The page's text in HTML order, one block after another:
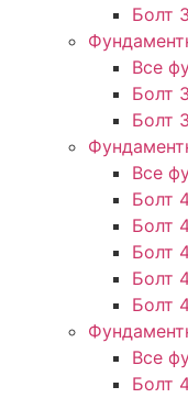
Болт
Все
Болт
Болт
Все
Болт
Болт
Болт
Болт
Болт
Все
Болт